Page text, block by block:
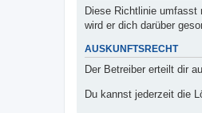
Diese Richtlinie umfasst
wird er dich darüber
AUSKUNFTSRECHT
Der Betreiber erteilt dir
Du kannst jederzeit die